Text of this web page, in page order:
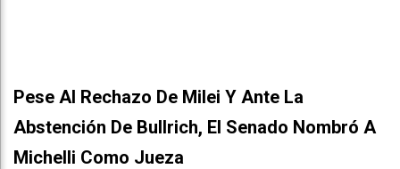
Pese Al Rechazo De Milei Y Ante La
Abstención De Bullrich, El Senado Nombró A
Michelli Como Jueza